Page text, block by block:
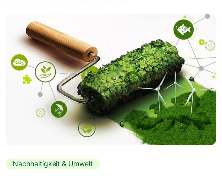
Nachhaltigkeit & Umwelt